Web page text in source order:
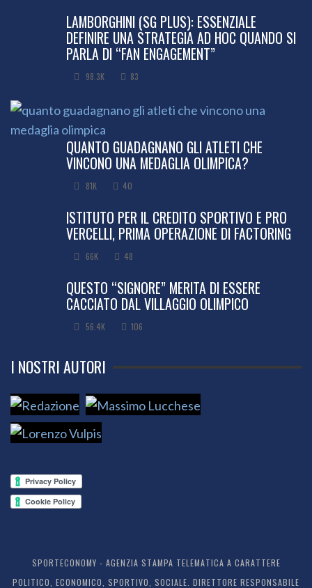
LAMBORGHINI (SG PLUS): ESSENZIALE
DEFINIRE UNA STRATEGIA AD HOC QUANDO SI
PARLA DI “FAN ENGAGEMENT”
98.3K 83
QUANTO GUADAGNANO GLI ATLETI CHE
VINCONO UNA MEDAGLIA OLIMPICA?
81K 40
ISTITUTO PER IL CREDITO SPORTIVO E PRO
VERCELLI, PRIMA OPERAZIONE DI FACTORING
66K 48
QUESTO “SIGNORE” MERITA DI ESSERE
CACCIATO DAL VILLAGGIO OLIMPICO
56.4K 106
I NOSTRI AUTORI
SPORTECONOMY - AGENZIA STAMPA TELEMATICA A CARATTERE
POLITICO, ECONOMICO, SPORTIVO, SOCIALE. DIRETTORE RESPONSABILE